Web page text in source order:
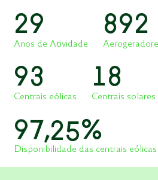
29
Anos de Atividade
892
93
Centrais eólicas
18
Centrais solares
97,25%
Disponibilidade das centrais